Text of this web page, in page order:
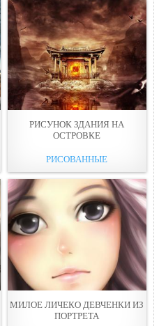
РИСУНОК ЗДАНИЯ НА
ОСТРОВКE
РИСОВАННЫЕ
МИЛОЕ ЛИЧЕКО ДЕВЧЕНКИ ИЗ
ПОРТРEТА